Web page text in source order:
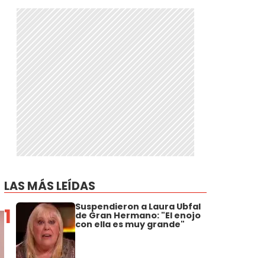
LAS MÁS LEÍDAS
1 Suspendieron a Laura Ubfal
de Gran Hermano: "El enojo
con ella es muy grande"